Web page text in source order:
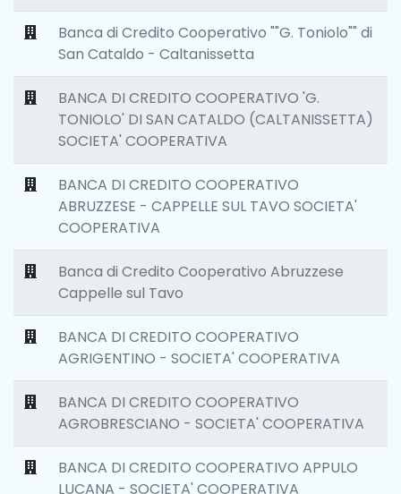
Banca di Credito Cooperativo ""G. Toniolo"" di
San Cataldo - Caltanissetta
BANCA DI CREDITO COOPERATIVO 'G.
TONIOLO' DI SAN CATALDO (CALTANISSETTA)
SOCIETA' COOPERATIVA
BANCA DI CREDITO COOPERATIVO
ABRUZZESE - CAPPELLE SUL TAVO SOCIETA'
COOPERATIVA
Banca di Credito Cooperativo Abruzzese
Cappelle sul Tavo
BANCA DI CREDITO COOPERATIVO
AGRIGENTINO - SOCIETA' COOPERATIVA
BANCA DI CREDITO COOPERATIVO
AGROBRESCIANO - SOCIETA' COOPERATIVA
BANCA DI CREDITO COOPERATIVO APPULO
LUCANA - SOCIETA' COOPERATIVA